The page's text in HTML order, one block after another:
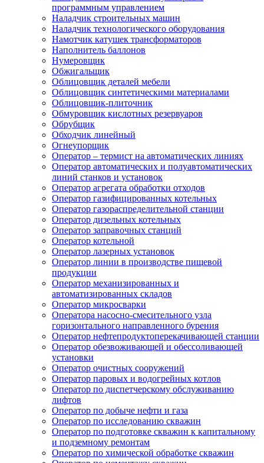
программным управлением
Наладчик строительных машин
Наладчик технологического оборудования
Намотчик катушек трансформаторов
Наполнитель баллонов
Нумеровщик
Обжигальщик
Облицовщик деталей мебели
Облицовщик синтетическими материалами
Облицовщик-плиточник
Обмуровщик кислотных резервуаров
Обрубщик
Обходчик линейный
Огнеупорщик
Оператор – термист на автоматических линиях
Оператор автоматических и полуавтоматических
линий станков и установок
Оператор агрегата обработки отходов
Оператор газифицированных котельных
Оператор газораспределительной станции
Оператор дизельных котельных
Оператор заправочных станций
Оператор котельной
Оператор лазерных установок
Оператор линии в производстве пищевой
продукции
Оператор механизированных и
автоматизированных складов
Оператор микросварки
Оператора насосно-смесительного узла
горизонтального направленного бурения
Оператор нефтепродуктоперекачивающей станции
Оператор обезвоживающей и обессоливающей
установки
Оператор очистных сооружений
Оператор паровых и водогрейных котлов
Оператор по диспетчерскому обслуживанию
лифтов
Оператор по добыче нефти и газа
Оператор по исследованию скважин
Оператор по подготовке скважин к капитальному
и подземному ремонтам
Оператор по химической обработке скважин